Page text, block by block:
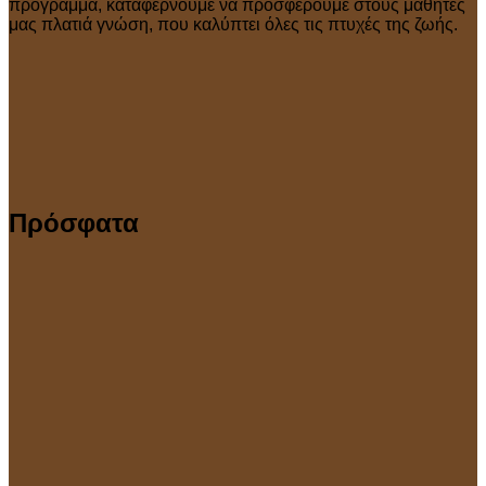
πρόγραμμα, καταφέρνουμε να προσφέρουμε στους μαθητές
μας πλατιά γνώση, που καλύπτει όλες τις πτυχές της ζωής.
Πρόσφατα